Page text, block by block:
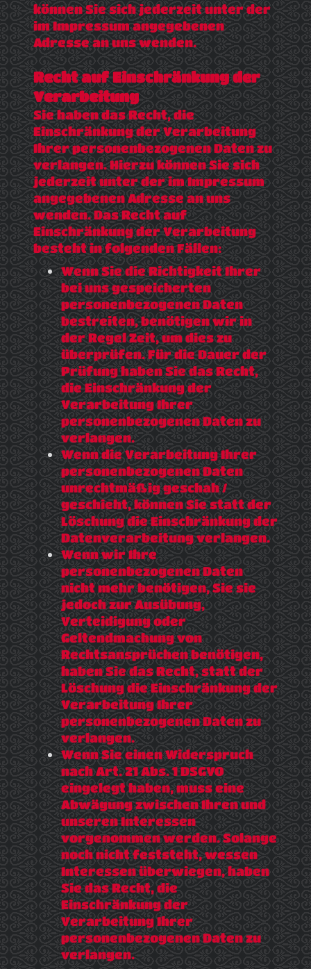
können Sie sich jederzeit unter der
im Impressum angegebenen
Adresse an uns wenden.
Recht auf Einschränkung der
Verarbeitung
Sie haben das Recht, die
Einschränkung der Verarbeitung
Ihrer personenbezogenen Daten zu
verlangen. Hierzu können Sie sich
jederzeit unter der im Impressum
angegebenen Adresse an uns
wenden. Das Recht auf
Einschränkung der Verarbeitung
besteht in folgenden Fällen:
Wenn Sie die Richtigkeit Ihrer
bei uns gespeicherten
personenbezogenen Daten
bestreiten, benötigen wir in
der Regel Zeit, um dies zu
überprüfen. Für die Dauer der
Prüfung haben Sie das Recht,
die Einschränkung der
Verarbeitung Ihrer
personenbezogenen Daten zu
verlangen.
Wenn die Verarbeitung Ihrer
personenbezogenen Daten
unrechtmäßig geschah /
geschieht, können Sie statt der
Löschung die Einschränkung der
Datenverarbeitung verlangen.
Wenn wir Ihre
personenbezogenen Daten
nicht mehr benötigen, Sie sie
jedoch zur Ausübung,
Verteidigung oder
Geltendmachung von
Rechtsansprüchen benötigen,
haben Sie das Recht, statt der
Löschung die Einschränkung der
Verarbeitung Ihrer
personenbezogenen Daten zu
verlangen.
Wenn Sie einen Widerspruch
nach Art. 21 Abs. 1 DSGVO
eingelegt haben, muss eine
Abwägung zwischen Ihren und
unseren Interessen
vorgenommen werden. Solange
noch nicht feststeht, wessen
Interessen überwiegen, haben
Sie das Recht, die
Einschränkung der
Verarbeitung Ihrer
personenbezogenen Daten zu
verlangen.